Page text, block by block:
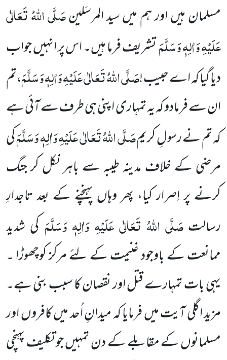
مسلمان ہیں اور ہممیں سید المرسَلینصَلَّی اللہُ تَعَالٰی
عَلَیْہِ وَاٰلِہٖ وَسَلَّمَتشریف فرما ہیں۔ اس پر انہیں جواب
دیا گیا کہ اے حبیب !صَلَّی اللہُ تَعَالٰی عَلَیْہِ وَاٰلِہٖ وَسَلَّمَ،تم
ان سے فرمادو کہ یہ تمہاری اپنی ہی طرف سے آئی ہے
کہ تم نے رسولِ کریمصَلَّی اللہُ تَعَالٰی عَلَیْہِ وَاٰلِہٖ وَسَلَّمَکی
مرضیکے خلاف مدینہ طیبہ سے باہر نکل کر جنگ
کرنے پر اِصرار کیا، پھر وہاں پہنچنے کے بعد تاجدارِ
رسالتصَلَّی اللہُ تَعَالٰی عَلَیْہِ وَاٰلِہٖ وَسَلَّمَکی شدید
ممانعت کے باوجود غنیمت کے لئے مرکز کوچھوڑا ۔
یہی بات تمہارے قتل اور نقصان کا سبب بنی ہے۔
مزیداگلی آیت میں فرمایا کہ میدانِ اُحد میں کافروں اور
مسلمانوں کے مقابلے کے دن تمہیں جو تکلیف پہنچی